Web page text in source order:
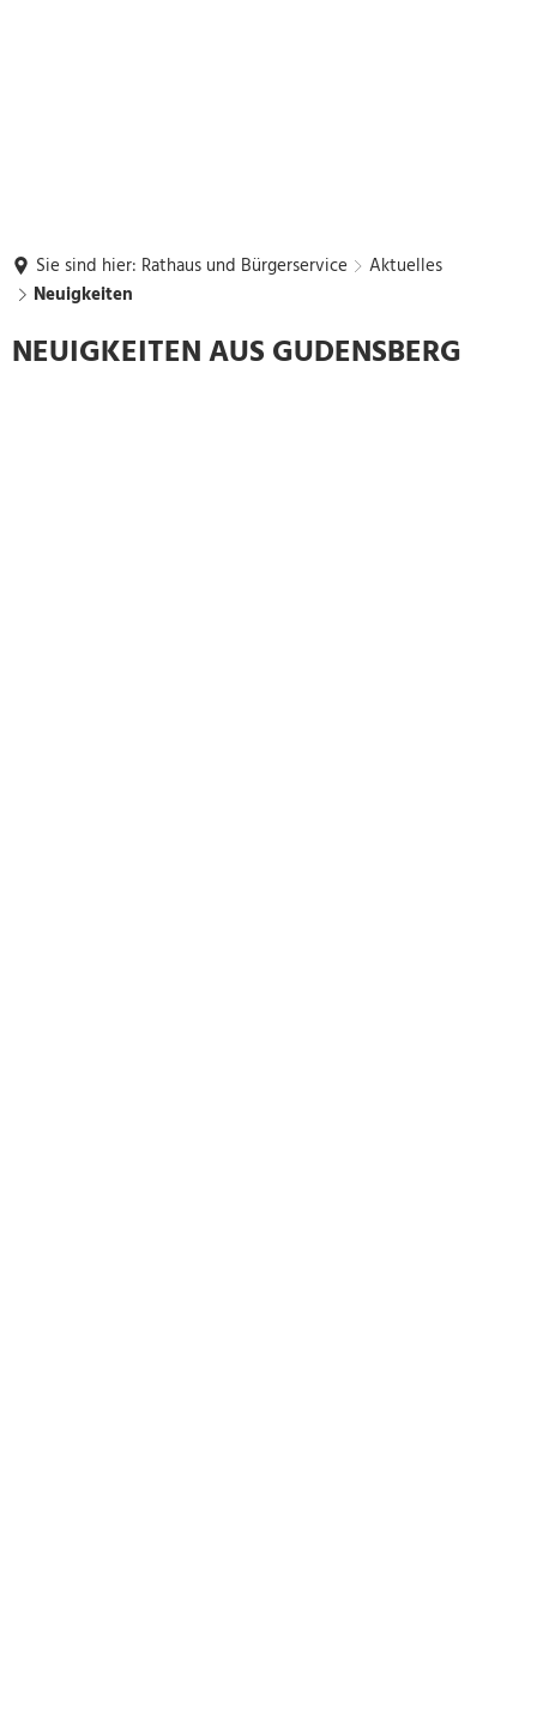
Sie sind hier: Rathaus und Bürgerservice
Aktuelles
Neuigkeiten
Neuigkeiten
NEUIGKEITEN AUS GUDENSBERG